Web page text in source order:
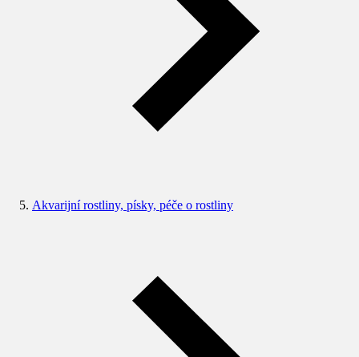
Akvarijní rostliny, písky, péče o rostliny